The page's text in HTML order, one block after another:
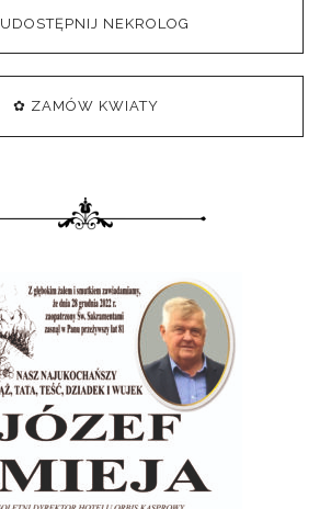
UDOSTĘPNIJ NEKROLOG
✿ ZAMÓW KWIATY